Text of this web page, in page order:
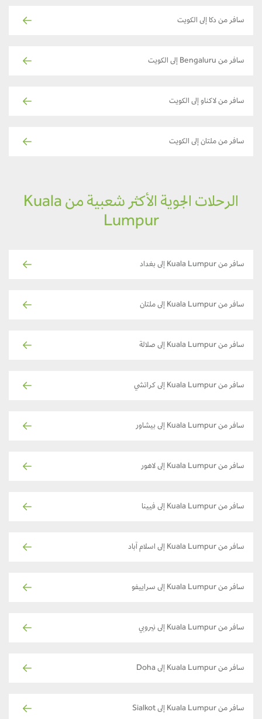
سافر من دكا إلى الكويت
سافر من Bengaluru إلى الكويت
سافر من لاكناو إلى الكويت
سافر من ملتان إلى الكويت
الرحلات الجوية الأكثر شعبية من Kuala
Lumpur
سافر من Kuala Lumpur إلى بغداد
سافر من Kuala Lumpur إلى ملتان
سافر من Kuala Lumpur إلى صلالة
سافر من Kuala Lumpur إلى كراتشي
سافر من Kuala Lumpur إلى بيشاور
سافر من Kuala Lumpur إلى لاهور
سافر من Kuala Lumpur إلى فيينا
سافر من Kuala Lumpur إلى اسلام آباد
سافر من Kuala Lumpur إلى سراييفو
سافر من Kuala Lumpur إلى نيروبي
سافر من Kuala Lumpur إلى Doha
سافر من Kuala Lumpur إلى Sialkot